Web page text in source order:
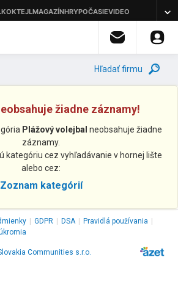
Hľadať firmu
žiadne záznamy!
Plážový volejbal neobsahuje žiadne
záznamy.
kategóriu cez vyhľadávanie v hornej lište
alebo cez:
Zoznam kategórií
GDPR DSA Pravidlá používania
Communities s.r.o.